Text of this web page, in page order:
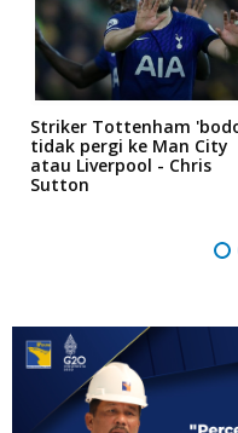
Striker Tottenham
tidak pergi ke Man City
atau Liverpool - Chris
Sutton